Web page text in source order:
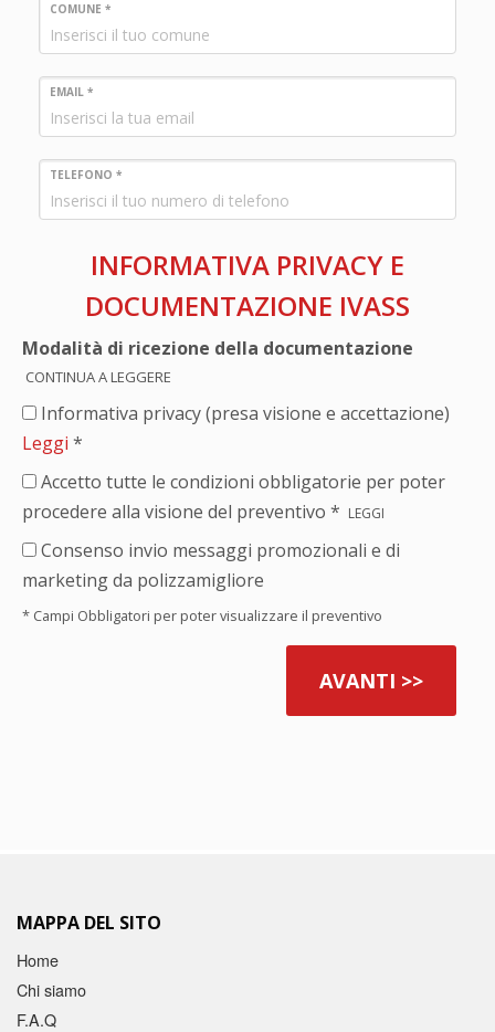
COMUNE *
EMAIL *
TELEFONO *
INFORMATIVA PRIVACY E
DOCUMENTAZIONE IVASS
Modalità di ricezione della documentazione
CONTINUA A LEGGERE
Informativa privacy (presa visione e accettazione)
Leggi *
Accetto tutte le condizioni obbligatorie per poter
procedere alla visione del preventivo * LEGGI
Consenso invio messaggi promozionali e di
marketing da polizzamigliore
* Campi Obbligatori per poter visualizzare il preventivo
MAPPA DEL SITO
Home
Chi siamo
F.A.Q